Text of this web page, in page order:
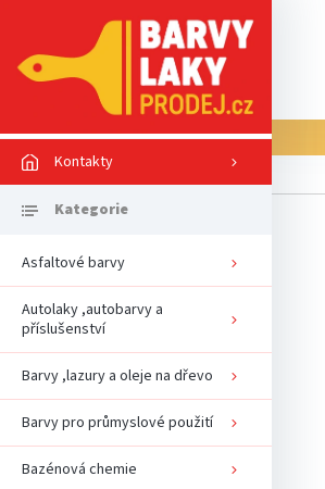
Kontakty
Asfaltové barvy
Autolaky ,autobarvy a
příslušenství
Barvy ,lazury a oleje na dřevo
Barvy pro průmyslové použití
Bazénová chemie